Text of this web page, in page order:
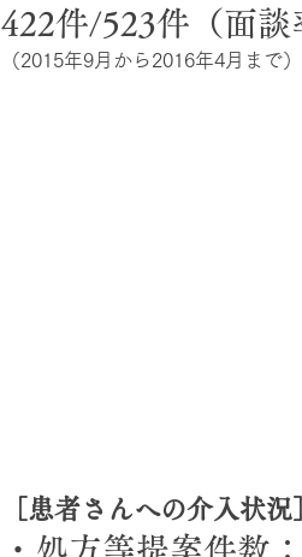
422件/523件（面談
（2015年9月から2016年4月まで）
［患者さんへの介入状況
・処方等提案件数